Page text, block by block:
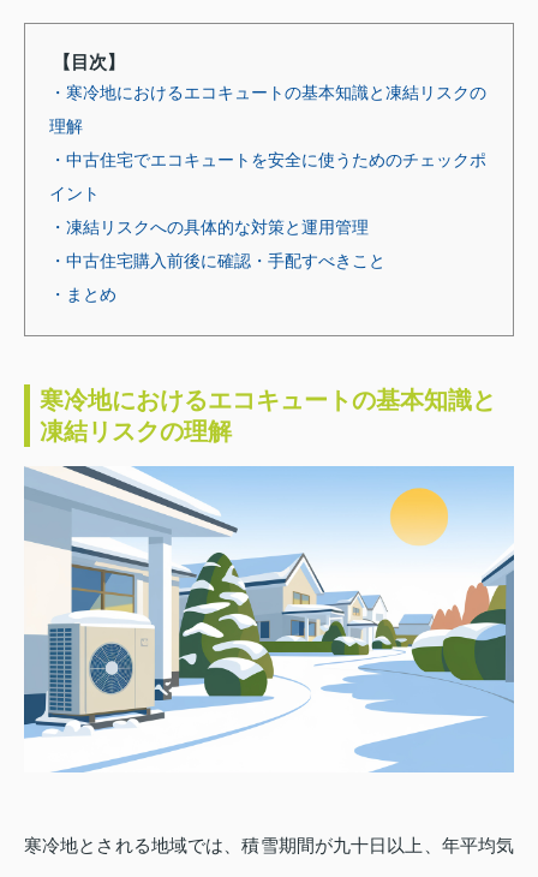
【目次】
・寒冷地におけるエコキュートの基本知識と凍結リスクの
理解
・中古住宅でエコキュートを安全に使うためのチェックポ
イント
・凍結リスクへの具体的な対策と運用管理
・中古住宅購入前後に確認・手配すべきこと
・まとめ
寒冷地におけるエコキュートの基本知識と
凍結リスクの理解
寒冷地とされる地域では、積雪期間が九十日以上、年平均気